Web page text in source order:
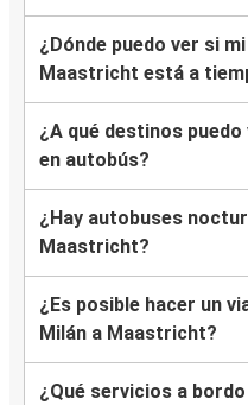
¿Dónde puedo ver si
Maastricht está a
¿A qué destinos
en autobús?
¿Hay autobuses
Maastricht?
¿Es posible hacer un
Milán a Maastricht?
¿Qué servicios a